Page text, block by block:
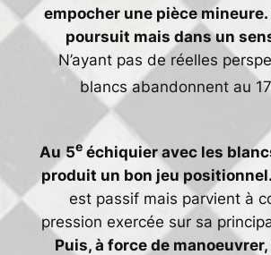
empocher une pièce
poursuit mais dans un
N’ayant pas de réelles
blancs abandonnent au 17
Au 5e échiquier avec les
produit un bon jeu positionnel.
est passif mais parvient à
pression exercée sur sa
Puis, à force de